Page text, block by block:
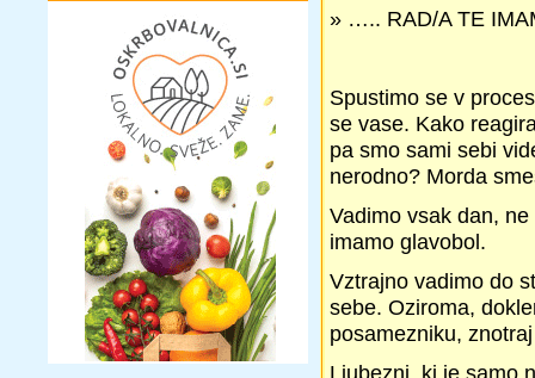
» ….. RAD/A TE
Spustimo se v
se vase. Kako
pa smo sami sebi
nerodno? Morda
Vadimo vsak dan,
imamo glavobol.
Vztrajno vadimo do
sebe. Oziroma,
posamezniku,
Ljubezni, ki je samo